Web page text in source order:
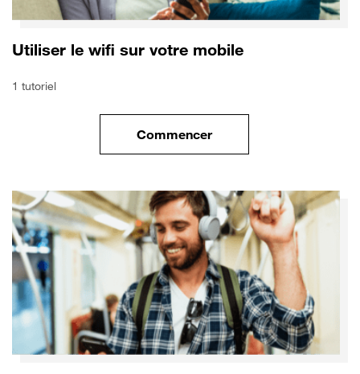
Utiliser le wifi sur votre mobile
1 tutoriel
Commencerle tuto pour Utiliser le wifi sur